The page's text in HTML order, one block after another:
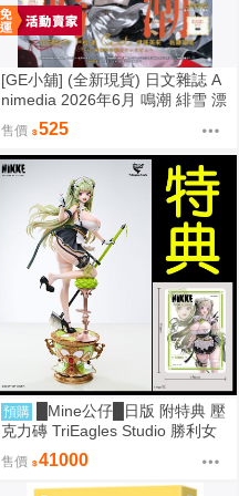
[GE小舖] (全新現貨) 日文雜誌 A
nimedia 2026年6月 鳴潮 緋雪 漂
泊者 魔法姊妹露露特莉莉
售價 525
預購
█Mine公仔█日版 附特典 壓
克力磚 TriEagles Studio 勝利女
神 妮姬 NIKKE 索達 1/4 雕像
售價 41000